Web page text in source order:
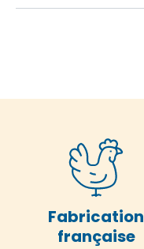
Fabrication
française